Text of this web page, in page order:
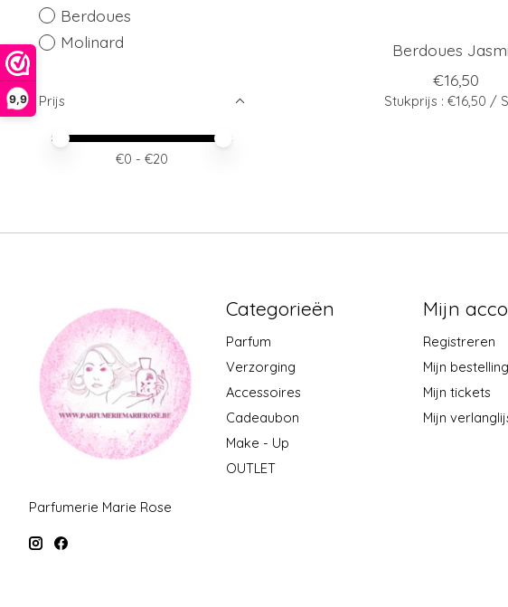
9,9
Berdoues
Molinard
Prijs
Minimale prijswaarde
Price maximum value
€0 - €20
Berdoues
€16,50
Stukprijs : €16,50 /
Parfumerie Marie Rose
Categorieën
Parfum
Verzorging
Accessoires
Cadeaubon
Make - Up
OUTLET
Mijn
Registreren
Mijn
Mijn tickets
Mijn